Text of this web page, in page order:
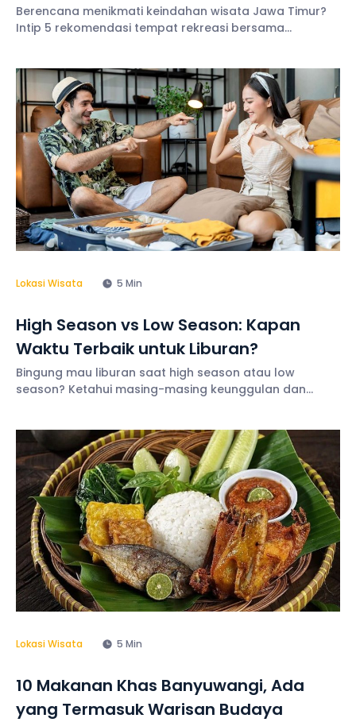
Berencana menikmati keindahan wisata Jawa Timur?
Intip 5 rekomendasi tempat rekreasi bersama
Lokasi Wisata 5 Min
High Season vs Low Season: Kapan
Waktu Terbaik untuk Liburan?
Bingung mau liburan saat high season atau low
season? Ketahui masing-masing keunggulan dan
Lokasi Wisata 5 Min
10 Makanan Khas Banyuwangi, Ada
yang Termasuk Warisan Budaya